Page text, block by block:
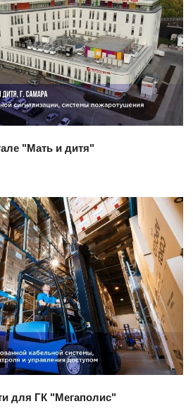
проект
"Мать и дитя"
проект
для ГК "Мегаполис"